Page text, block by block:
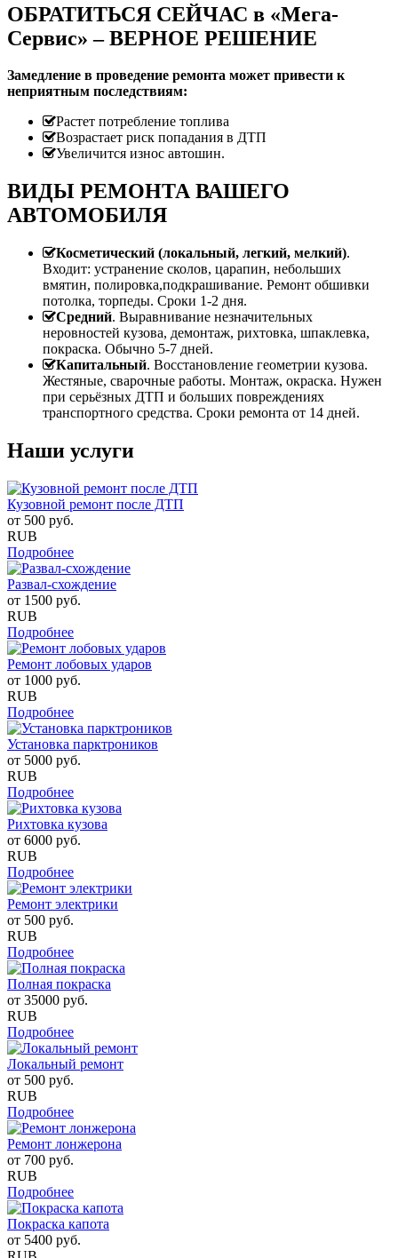
ОБРАТИТЬСЯ СЕЙЧАС в «Мега-
Сервис» – ВЕРНОЕ РЕШЕНИЕ
Замедление в проведение ремонта может привести к
неприятным последствиям:
Растет потребление топлива
Возрастает риск попадания в ДТП
Увеличится износ автошин.
ВИДЫ РЕМОНТА ВАШЕГО
АВТОМОБИЛЯ
Косметический (локальный, легкий, мелкий).
Входит: устранение сколов, царапин, небольших
вмятин, полировка,подкрашивание. Ремонт обшивки
потолка, торпеды. Сроки 1-2 дня.
Средний. Выравнивание незначительных
неровностей кузова, демонтаж, рихтовка, шпаклевка,
покраска. Обычно 5-7 дней.
Капитальный. Восстановление геометрии кузова.
Жестяные, сварочные работы. Монтаж, окраска. Нужен
при серьёзных ДТП и больших повреждениях
транспортного средства. Сроки ремонта от 14 дней.
Наши услуги
Кузовной ремонт после ДТП
от 500 руб.
RUB
Подробнее
Развал-схождение
от 1500 руб.
RUB
Подробнее
Ремонт лобовых ударов
от 1000 руб.
RUB
Подробнее
Установка парктроников
от 5000 руб.
RUB
Подробнее
Рихтовка кузова
от 6000 руб.
RUB
Подробнее
Ремонт электрики
от 500 руб.
RUB
Подробнее
Полная покраска
от 35000 руб.
RUB
Подробнее
Локальный ремонт
от 500 руб.
RUB
Подробнее
Ремонт лонжерона
от 700 руб.
RUB
Подробнее
Покраска капота
от 5400 руб.